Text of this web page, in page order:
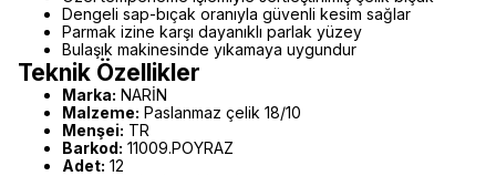
Dengeli sap-bıçak oranıyla güvenli kesim sağlar
Parmak izine karşı dayanıklı parlak yüzey
Bulaşık makinesinde yıkamaya uygundur
Teknik Özellikler
Marka: NARİN
Malzeme: Paslanmaz çelik 18/10
Menşei: TR
Barkod: 11009.POYRAZ
Adet: 12